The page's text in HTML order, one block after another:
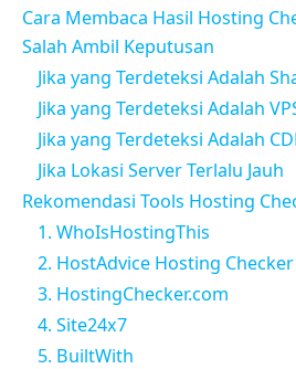
Cara Membaca Hasil Hosting
Salah Ambil Keputusan
Jika yang Terdeteksi Adalah
Jika yang Terdeteksi Adalah
Jika yang Terdeteksi Adalah
Jika Lokasi Server Terlalu Jauh
Rekomendasi Tools Hosting
1. WhoIsHostingThis
2. HostAdvice Hosting Checker
3. HostingChecker.com
4. Site24x7
5. BuiltWith